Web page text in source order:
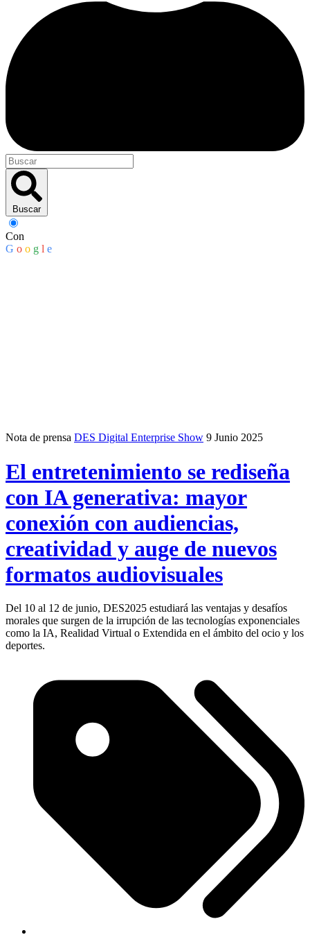
Buscar
Con
G o o g l e
Nota de prensa DES Digital Enterprise Show 9 Junio 2025
El entretenimiento se rediseña
con IA generativa: mayor
conexión con audiencias,
creatividad y auge de nuevos
formatos audiovisuales
Del 10 al 12 de junio, DES2025 estudiará las ventajas y desafíos
morales que surgen de la irrupción de las tecnologías exponenciales
como la IA, Realidad Virtual o Extendida en el ámbito del ocio y los
deportes.